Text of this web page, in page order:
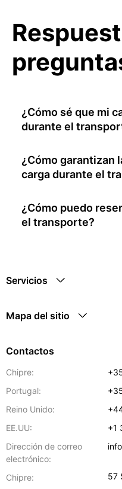
¿Cómo sé que mi
durante el
¿Cómo garantizan
carga durante el
¿Cómo puedo
el transporte?
Servicios
Mapa del sitio
Contactos
Chipre:
Portugal:
Reino Unido:
EE.UU:
+1
Dirección de correo
electrónico:
Chipre: 57